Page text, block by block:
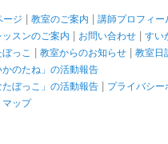
ージ 教室のご案内
講師プロフィー
スンのご案内
お問い合わせ
すい
っこ
教室からのお知らせ
教室日
かのたね」の活動報告
たぼっこ」の活動報告
プライバシー
ップ